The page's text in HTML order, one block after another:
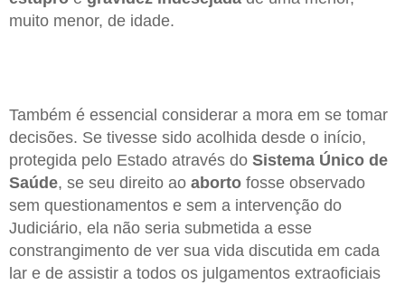
muito menor, de idade.
Também é essencial considerar a mora em se tomar
decisões. Se tivesse sido acolhida desde o início,
protegida pelo Estado através do Sistema Único de
Saúde, se seu direito ao aborto fosse observado
sem questionamentos e sem a intervenção do
Judiciário, ela não seria submetida a esse
constrangimento de ver sua vida discutida em cada
lar e de assistir a todos os julgamentos extraoficiais